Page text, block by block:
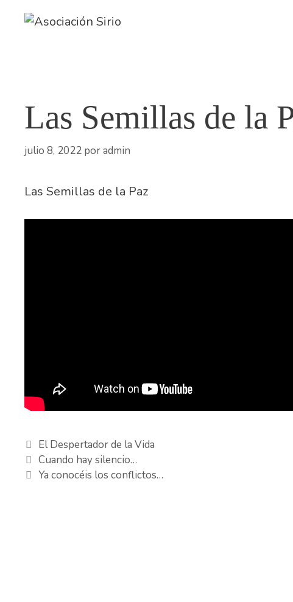
Las Semillas de la
julio 8, 2022 poradmin
Las Semillas de la Paz
Categorías
El Despertador de la Vida
Cuando hay silencio…
Ya conocéis los conflictos…